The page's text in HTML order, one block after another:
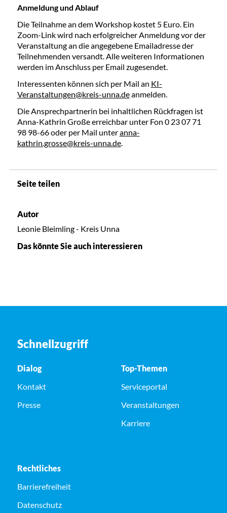
Anmeldung und Ablauf
Die Teilnahme an dem Workshop kostet 5 Euro. Ein
Zoom-Link wird nach erfolgreicher Anmeldung vor der
Veranstaltung an die angegebene Emailadresse der
Teilnehmenden versandt. Alle weiteren Informationen
werden im Anschluss per Email zugesendet.
Interessenten können sich per Mail an KI-
Veranstaltungen@kreis-unna.deanmelden.
Die Ansprechpartnerin bei inhaltlichen Rückfragen ist
Anna-Kathrin Große erreichbar unter Fon 0 23 07 71
98 98-66 oder per Mail unteranna-
kathrin.grosse@kreis-unna.de.
Seite teilen
Autor
Leonie Bleimling - Kreis Unna
Das könnte Sie auch interessieren
Schnellzugriff
Dialog
Kontakt
Presse
Top-Themen
Serviceportal
Veranstaltungen
Karriere
Rechtliches
Barrierefreiheit
Datenschutz